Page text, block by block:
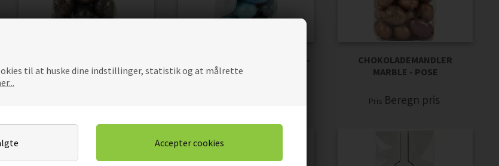
til at huske dine indstillinger, statistik og at målrette
AMBER - POSE
POSE
CHOKOLADEMANDLER
MARBLE - POSE
Pris Beregn pris